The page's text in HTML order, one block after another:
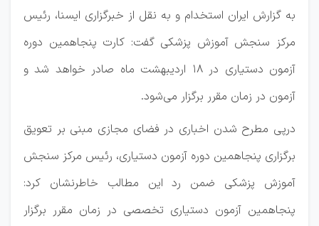
به گزارش ایران استخدام و به نقل از خبرگزاری ایسنا، رئیس
مرکز سنجش آموزش پزشکی گفت: کارت پنجاهمین دوره
آزمون دستیاری در 18 اردیبهشت ماه صادر خواهد شد و
آزمون در زمان مقرر برگزار می‌شود.
درپی مطرح شدن اخباری در فضای مجازی مبنی بر تعویق
برگزاری پنجاهمین دوره آزمون دستیاری، رئیس مرکز سنجش
آموزش پزشکی ضمن رد این مطالب خاطرنشان کرد:
پنجاهمین آزمون دستیاری تخصصی در زمان مقرر برگزار